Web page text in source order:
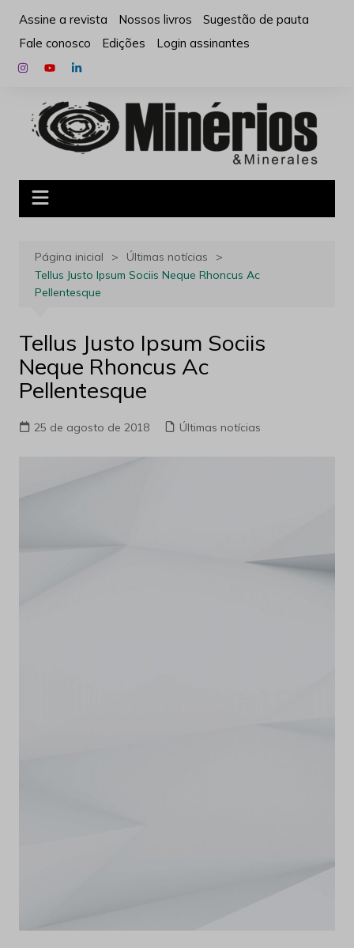
para
conteúdo
Assine a revista Nossos livros
Sugestão de pauta
Fale conosco
Edições Login assinantes
Página inicial
Últimas notícias
Tellus Justo Ipsum Sociis Neque Rhoncus Ac
Pellentesque
Tellus Justo Ipsum Sociis
Neque Rhoncus Ac
Pellentesque
25 de agosto de 2018 Últimas notícias